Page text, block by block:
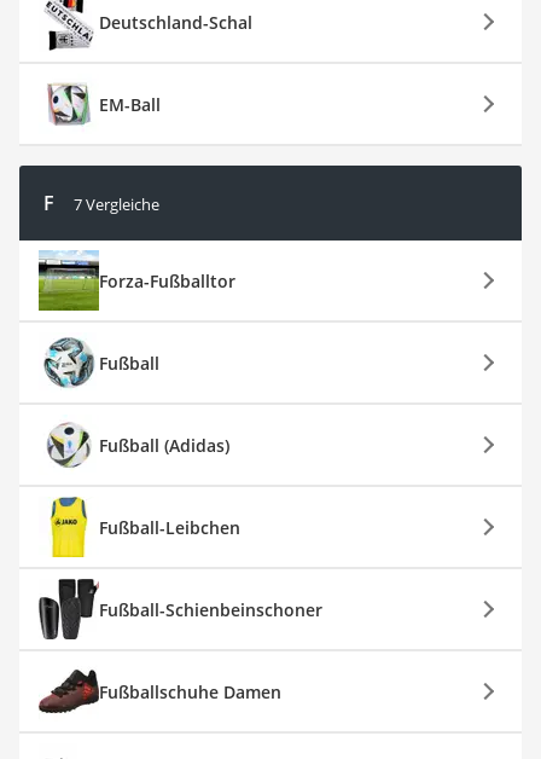
Deutschland-Schal
EM-Ball
F 7 Vergleiche
Forza-Fußballtor
Fußball
Fußball (Adidas)
Fußball-Leibchen
Fußball-Schienbeinschoner
Fußballschuhe Damen